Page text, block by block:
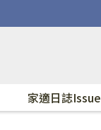
家適日誌Issue